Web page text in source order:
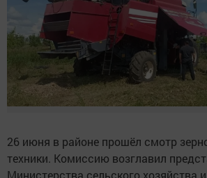
26 июня в районе прошёл смотр
техники. Комиссию возглавил
Министерства сельского хозяйства